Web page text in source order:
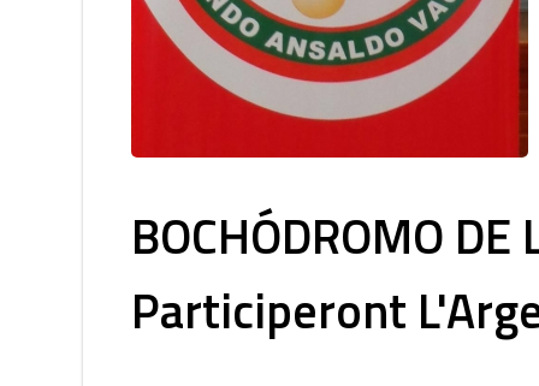
BOCHÓDROMO DE
Participeront